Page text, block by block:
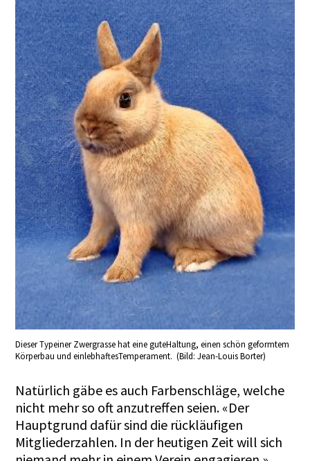
Dieser Typeiner Zwergrasse hat eine guteHaltung, einen schön geformtem
Körperbau und einlebhaftesTemperament. (Bild: Jean-Louis Borter)
Natürlich gäbe es auch Farbenschläge, welche
nicht mehr so oft anzutreffen seien. «Der
Hauptgrund dafür sind die rückläufigen
Mitgliederzahlen. In der heutigen Zeit will sich